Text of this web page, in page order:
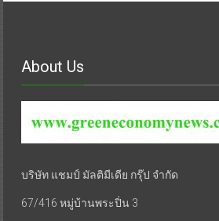
About Us
บริษัท แชมป์ มัลติมีเดีย กรุ๊ป จำกัด
67/416 หมู่บ้านพระปิ่น 3